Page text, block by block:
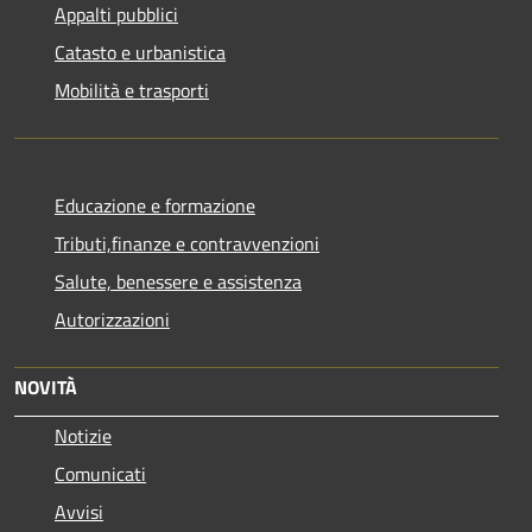
Appalti pubblici
Catasto e urbanistica
Mobilità e trasporti
Educazione e formazione
Tributi,finanze e contravvenzioni
Salute, benessere e assistenza
Autorizzazioni
NOVITÀ
Notizie
Comunicati
Avvisi